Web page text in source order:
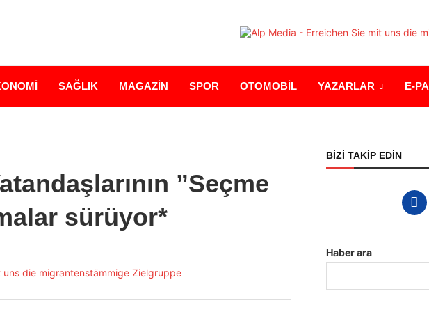
SAĞLIK MAGAZİN SPOR OTOMOBİL YAZARLAR E-
”Seçme
sürüyor*
BİZİ TAKİP EDİN
Haber ara